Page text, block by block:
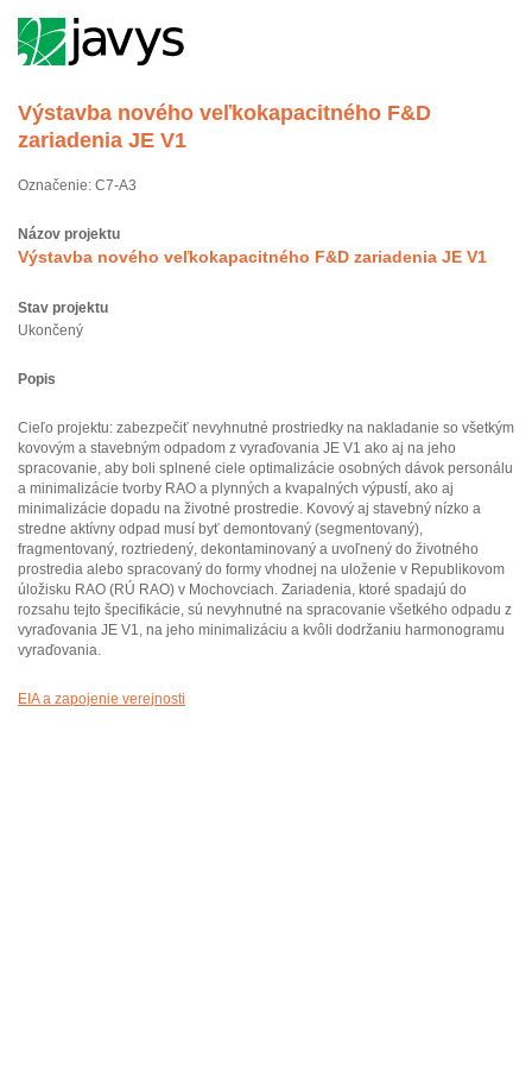
Výstavba nového veľkokapacitného F&D
zariadenia JE V1
Označenie: C7-A3
Názov projektu
Výstavba nového veľkokapacitného F&D zariadenia JE V1
Stav projektu
Ukončený
Popis
Cieľo projektu: zabezpečiť nevyhnutné prostriedky na nakladanie so všetkým
kovovým a stavebným odpadom z vyraďovania JE V1 ako aj na jeho
spracovanie, aby boli splnené ciele optimalizácie osobných dávok personálu
a minimalizácie tvorby RAO a plynných a kvapalných výpustí, ako aj
minimalizácie dopadu na životné prostredie. Kovový aj stavebný nízko a
stredne aktívny odpad musí byť demontovaný (segmentovaný),
fragmentovaný, roztriedený, dekontaminovaný a uvoľnený do životného
prostredia alebo spracovaný do formy vhodnej na uloženie v Republikovom
úložisku RAO (RÚ RAO) v Mochovciach. Zariadenia, ktoré spadajú do
rozsahu tejto špecifikácie, sú nevyhnutné na spracovanie všetkého odpadu z
vyraďovania JE V1, na jeho minimalizáciu a kvôli dodržaniu harmonogramu
vyraďovania.
EIA a zapojenie verejnosti